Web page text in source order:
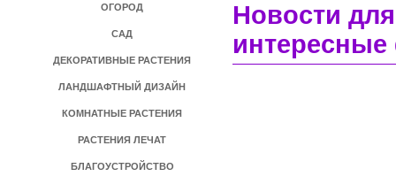
ОГОРОД
САД
ДЕКОРАТИВНЫЕ РАСТЕНИЯ
ЛАНДШАФТНЫЙ ДИЗАЙН
КОМНАТНЫЕ РАСТЕНИЯ
РАСТЕНИЯ ЛЕЧАТ
БЛАГОУСТРОЙСТВО
Новости